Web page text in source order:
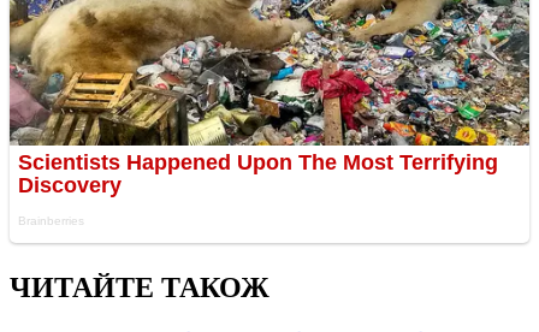
ЧИТАЙТЕ ТАКОЖ